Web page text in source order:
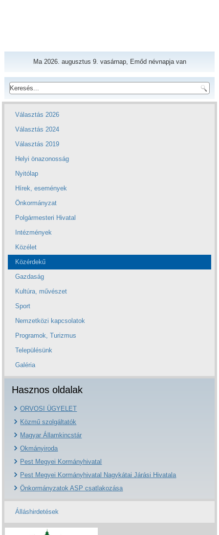
Ma 2026. augusztus 9. vasárnap, Emőd névnapja van
Választás 2026
Választás 2024
Választás 2019
Helyi önazonosság
Nyitólap
Hírek, események
Önkormányzat
Polgármesteri Hivatal
Intézmények
Közélet
Közérdekű
Gazdaság
Kultúra, művészet
Sport
Nemzetközi kapcsolatok
Programok, Turizmus
Településünk
Galéria
Hasznos oldalak
ORVOSI ÜGYELET
Közmű szolgáltatók
Magyar Államkincstár
Okmányiroda
Pest Megyei Kormányhivatal
Pest Megyei Kormányhivatal Nagykátai Járási Hivatala
Önkormányzatok ASP csatlakozása
Álláshirdetések